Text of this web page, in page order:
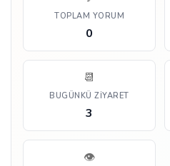
TOPLAM YORUM
0
📆
BUGÜNKÜ ZIYARET
3
👁️